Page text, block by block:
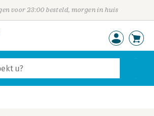
voor 23:00 besteld, morgen in huis